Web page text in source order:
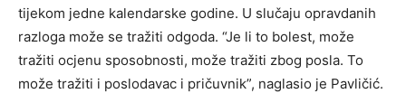
tijekom jedne kalendarske godine. U slučaju opravdanih
razloga može se tražiti odgoda. “Je li to bolest, može
tražiti ocjenu sposobnosti, može tražiti zbog posla. To
može tražiti i poslodavac i pričuvnik”, naglasio je Pavličić.